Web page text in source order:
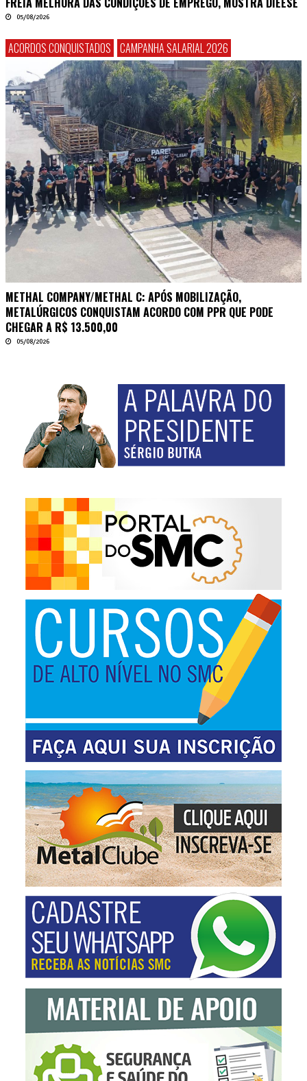
05/08/2026
ACORDOS CONQUISTADOS CAMPANHA SALARIAL 2026
METHAL COMPANY/METHAL C: APÓS MOBILIZAÇÃO,
METALÚRGICOS CONQUISTAM ACORDO COM PPR QUE PODE
CHEGAR A R$ 13.500,00
05/08/2026